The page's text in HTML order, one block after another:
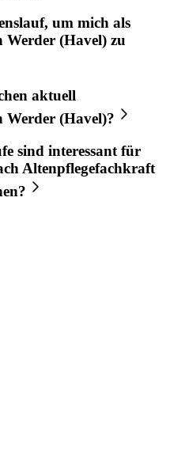
um mich als
Werder (Havel) zu
aktuell
Werder (Havel)?
sind interessant für
Altenpflegefachkraft